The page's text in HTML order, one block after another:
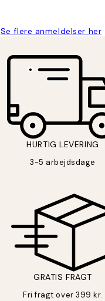
Se flere anmeldelser her
HURTIG LEVERING
3-5 arbejdsdage
GRATIS FRAGT
Fri fragt over 399 kr.